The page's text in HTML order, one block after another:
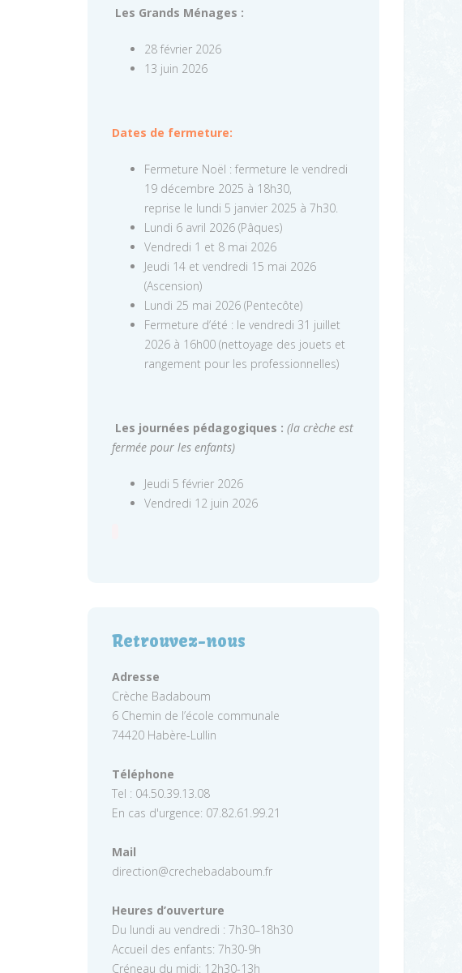
Les Grands Ménages :
28 février 2026
13 juin 2026
Dates de fermeture:
Fermeture Noël : fermeture le vendredi
19 décembre 2025 à 18h30,
reprise le lundi 5 janvier 2025 à 7h30.
Lundi 6 avril 2026 (Pâques)
Vendredi 1 et 8 mai 2026
Jeudi 14 et vendredi 15 mai 2026
(Ascension)
Lundi 25 mai 2026 (Pentecôte)
Fermeture d’été : le vendredi 31 juillet
2026 à 16h00 (nettoyage des jouets et
rangement pour les professionnelles)
Les journées pédagogiques : (la crèche est
fermée pour les enfants)
Jeudi 5 février 2026
Vendredi 12 juin 2026
Retrouvez-nous
Adresse
Crèche Badaboum
6 Chemin de l’école communale
74420 Habère-Lullin
Téléphone
Tel : 04.50.39.13.08
En cas d'urgence: 07.82.61.99.21
Mail
direction@crechebadaboum.fr
Heures d’ouverture
Du lundi au vendredi : 7h30–18h30
Accueil des enfants: 7h30-9h
Créneau du midi: 12h30-13h